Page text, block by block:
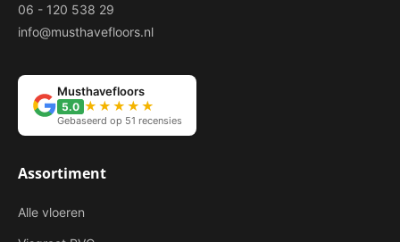
06 - 120 538 29
info@musthavefloors.nl
Musthavefloors
5.0 ★★★★★
Gebaseerd op 51 recensies
Assortiment
Alle vloeren